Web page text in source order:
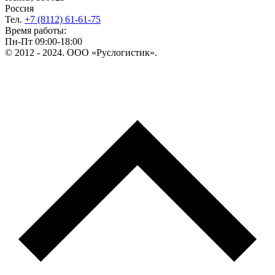
Россия
Тел. +7 (8112) 61-61-75
Время работы:
Пн-Пт 09:00-18:00
© 2012 - 2024. ООО «Руслогистик».